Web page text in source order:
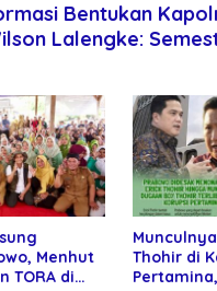
Bentukan
Lalengke:
Menhut
TORA di
Thohir di